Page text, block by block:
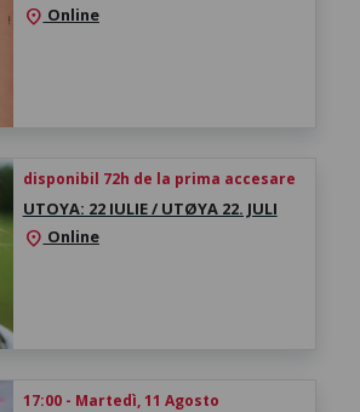
location_on Online
disponibil 72h de la prima accesare
UTOYA: 22 IULIE / UTØYA 22. JULI
location_on Online
17:00 - Martedì, 11 Agosto